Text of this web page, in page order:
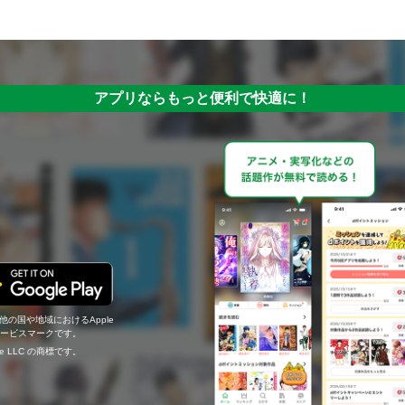
アプリならもっと便利で快適に！
の国や地域におけるApple
ビスマークです。
の商標です。